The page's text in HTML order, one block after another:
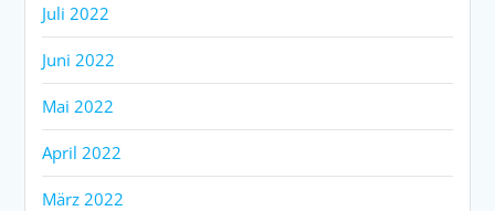
Juli 2022
Juni 2022
Mai 2022
April 2022
März 2022